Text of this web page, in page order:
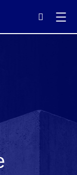
+359